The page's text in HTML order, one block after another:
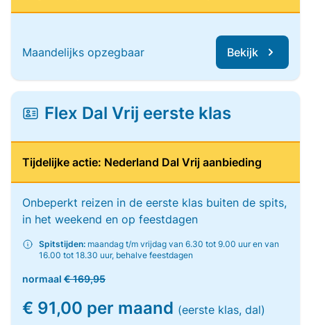
Maandelijks opzegbaar Bekijk
Flex Dal Vrij eerste klas
Tijdelijke actie: Nederland Dal Vrij aanbieding
Onbeperkt reizen in de eerste klas buiten de spits,
in het weekend en op feestdagen
Spitstijden: maandag t/m vrijdag van 6.30 tot 9.00 uur en van
16.00 tot 18.30 uur, behalve feestdagen
normaal € 169,95
€ 91,00 per maand (eerste klas, dal)